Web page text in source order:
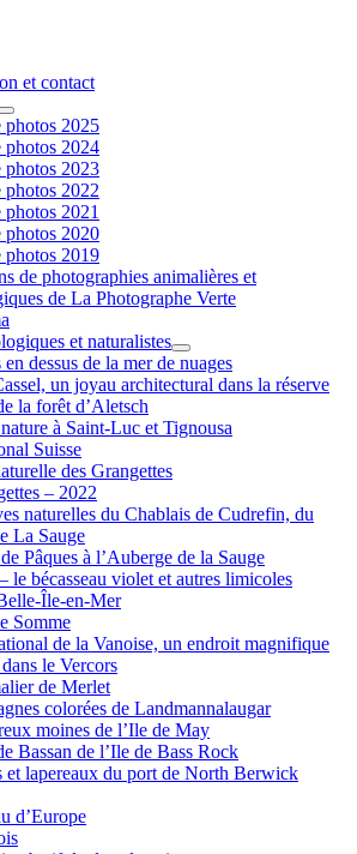
et contact
ouvrir
menu
photos 2025
photos 2024
photos 2023
photos 2022
2021
photos 2020
photos 2019
de photographies animalières et
de La Photographe Verte
et naturalistes
ouvrir
menu
dessus de la mer de nuages
un joyau architectural dans la réserve
la forêt d’Aletsch
à Saint-Luc et Tignousa
Suisse
des Grangettes
– 2022
naturelles du Chablais de Cudrefin, du
La Sauge
Pâques à l’Auberge de la Sauge
le bécasseau violet et autres limicoles
Île-en-Mer
Somme
de la Vanoise, un endroit magnifique
le Vercors
de Merlet
colorées de Landmannalaugar
moines de l’Ile de May
Bassan de l’Ile de Bass Rock
et lapereaux du port de North Berwick
d’Europe